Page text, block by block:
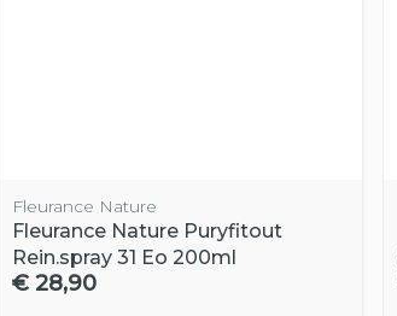
Fleurance Nature
Fleurance Nature Puryfitout
Rein.spray 31 Eo 200ml
€ 28,90